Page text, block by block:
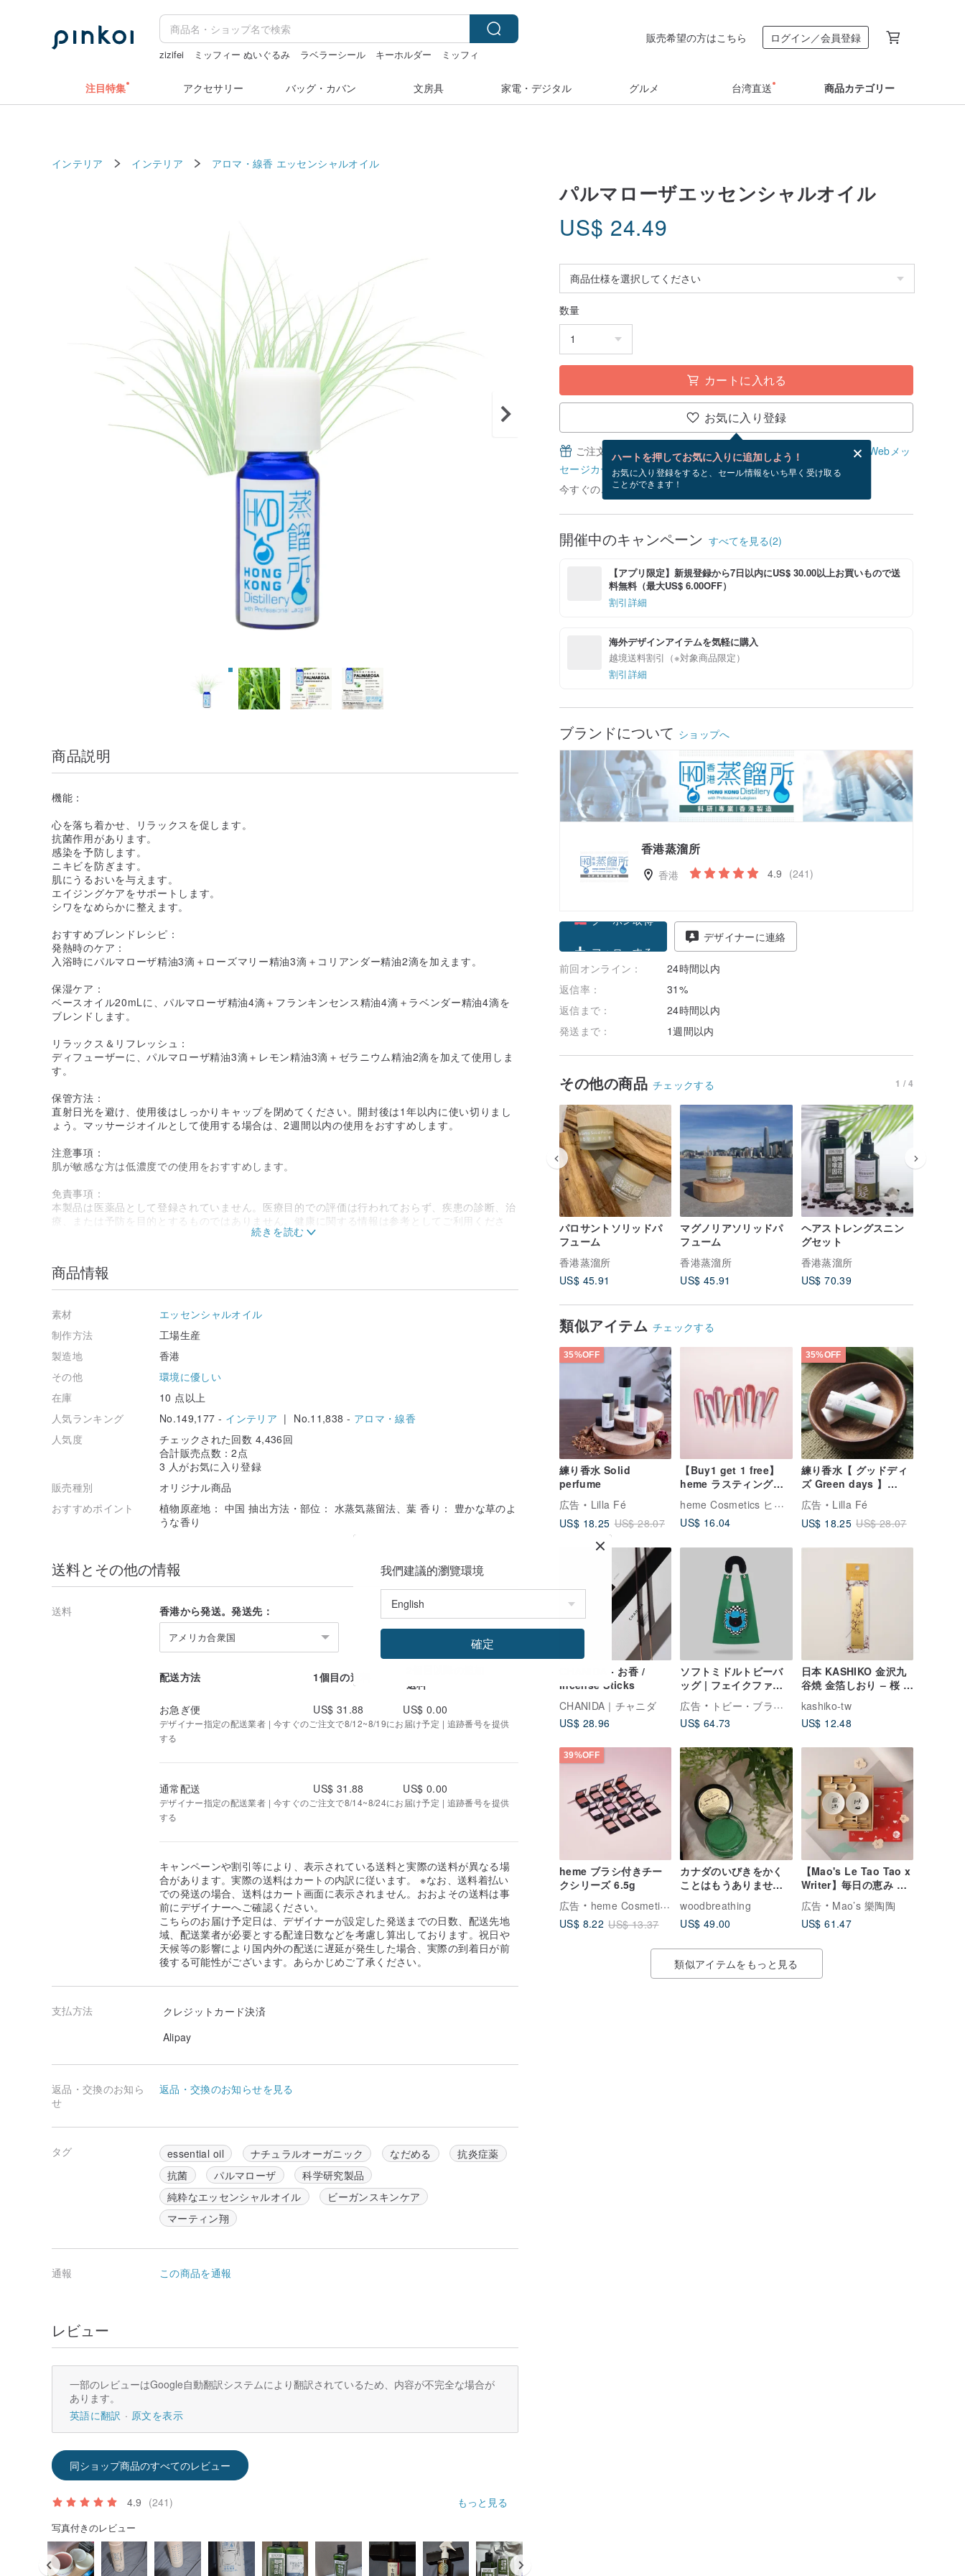
zizifei ミッフィー ぬいぐるみ ラベラーシール キーホルダー
ミッフィ
販売希望の方はこちら ログイン／会員登録
注目特集 アクセサリー バッグ・カバン 文房具 家電・デジタル グルメ 台湾直送 商品カテゴリー
インテリア インテリア アロマ・線香 エッセンシャルオイル
パルマローザエッセンシャルオイル
US$ 24.49
数量
カートに入れる
お気に入り登録
ハートを押してお気に入りに追加しよう！
お気に入り登録をすると、セール情報をいち早く受け取る
ことができます！
ご注文完了後、無料でWebメッセージカードを作成できます。
Webメッ
セージカードとは？
今すぐのご注文で8/12~8/24にお届け予定です。
開催中のキャンペーン すべてを見る(2)
【アプリ限定】新規登録から7日以内にUS$ 30.00以上お買いもので送
料無料（最大US$ 6.00OFF）
割引詳細
海外デザインアイテムを気軽に購入
越境送料割引（※対象商品限定）
割引詳細
ブランドについて ショップへ
香港蒸溜所
香港 4.9 (241)
フォローする
デザイナーに連絡
前回オンライン：
24時間以内
返信率：
31%
返信まで：
24時間以内
発送まで：
1週間以内
その他の商品 チェックする 1 / 4
パロサントソリッドパ
フューム
香港蒸溜所
US$ 45.91
マグノリアソリッドパ
フューム
香港蒸溜所
US$ 45.91
ヘアストレングスニン
グセット
香港蒸溜所
US$ 70.39
類似アイテム チェックする
35%OFF
練り香水 Solid
perfume
広告
Lilla Fé
US$ 18.25 US$ 28.07
【Buy1 get 1 free】
heme ラスティングウ
ォータリーリップグレ
イズ 2.5ml
heme Cosmetics ヒーミー
US$ 16.04
35%OFF
練り香水【 グッドディ
ズ Green days 】
Solid perfume
広告
Lilla Fé
US$ 18.25 US$ 28.07
CHANIDA - お香 /
Incense Sticks
CHANIDA｜チャニダ
US$ 28.96
ソフトミドルトビーバ
ッグ | フェイクファー
ショルダーストラップ
付き
広告
トビー・ブラック
US$ 64.73
日本 KASHIKO 金沢九
谷焼 金箔しおり – 桜 /
kashiko-tw
US$ 12.48
39%OFF
heme ブラシ付きチー
クシリーズ 6.5g
広告
heme Cosmetics ヒーミー
US$ 8.22 US$ 13.37
カナダのいびきをかく
ことはもうありません
き防止エッセンシャル
オイル
woodbreathing
US$ 49.00
【Mao's Le Tao Tao x
Writer】毎日の恵み ダ
ブルボウル スープ箸 ギ
フトボックスセット
広告
Mao’s 樂陶陶
US$ 61.47
類似アイテムをもっと見る
商品説明
機能：
心を落ち着かせ、リラックスを促します。
抗菌作用があります。
感染を予防します。
ニキビを防ぎます。
肌にうるおいを与えます。
エイジングケアをサポートします。
シワをなめらかに整えます。
おすすめブレンドレシピ：
発熱時のケア：
入浴時にパルマローザ精油3滴＋ローズマリー精油3滴＋コリアンダー精油2滴を加えます。
保湿ケア：
ベースオイル20mLに、パルマローザ精油4滴＋フランキンセンス精油4滴＋ラベンダー精油4滴を
ブレンドします。
リラックス＆リフレッシュ：
ディフューザーに、パルマローザ精油3滴＋レモン精油3滴＋ゼラニウム精油2滴を加えて使用しま
す。
保管方法：
直射日光を避け、使用後はしっかりキャップを閉めてください。開封後は1年以内に使い切りまし
ょう。マッサージオイルとして使用する場合は、2週間以内の使用をおすすめします。
注意事項：
肌が敏感な方は低濃度での使用をおすすめします。
免責事項：
本製品は医薬品として登録されていません。医療目的での評価は行われておらず、疾患の診断、治
療、または予防を目的とするものではありません。健康に関する情報は参考としてご利用くださ
商品情報
素材
エッセンシャルオイル
制作方法
工場生産
製造地
香港
その他
環境に優しい
在庫
10 点以上
人気ランキング
No.149,177 - インテリア | No.11,838 - アロマ・線香
人気度
チェックされた回数 4,436回
合計販売点数：2点
3 人がお気に入り登録
販売種別
オリジナル商品
おすすめポイント
植物原産地： 中国 抽出方法・部位： 水蒸気蒸留法、葉 香り： 豊かな草のよ
うな香り
送料とその他の情報
送料 香港から発送。発送先：
アメリカ合衆国
配送方法 1個目の送料
送料
お急ぎ便
US$ 31.88 US$ 0.00
デザイナー指定の配送業者 | 今すぐのご注文で8/12~8/19にお届け予定 | 追跡番号を提供
する
通常配送 US$ 31.88 US$ 0.00
デザイナー指定の配送業者 | 今すぐのご注文で8/14~8/24にお届け予定 | 追跡番号を提供
する
キャンペーンや割引等により、表示されている送料と実際の送料が異なる場
合があります。実際の送料はカートの内訳に従います。 ※なお、送料着払い
での発送の場合、送料はカート画面に表示されません。おおよその送料は事
前にデザイナーへご確認ください。
こちらのお届け予定日は、デザイナーが設定した発送までの日数、配送先地
域、配送業者が必要とする配達日数などを考慮し算出しております。祝日や
天候等の影響により国内外の配送に遅延が発生した場合、実際の到着日が前
後する可能性がございます。あらかじめご了承ください。
支払方法
クレジットカード決済
Alipay
返品・交換のお知ら
せ
返品・交換のお知らせを見る
タグ essential oil ナチュラルオーガニック なだめる
抗炎症薬
抗菌
パルマローザ
科学研究製品
純粋なエッセンシャルオイル
ビーガンスキンケア
マーティン翔
通報 この商品を通報
レビュー
一部のレビューはGoogle自動翻訳システムにより翻訳されているため、内容が不完全な場合が
あります。
英語に翻訳
原文を表示
同ショップ商品のすべてのレビュー
4.9 (241) もっと見る
写真付きのレビュー
我們建議的瀏覽環境
確定